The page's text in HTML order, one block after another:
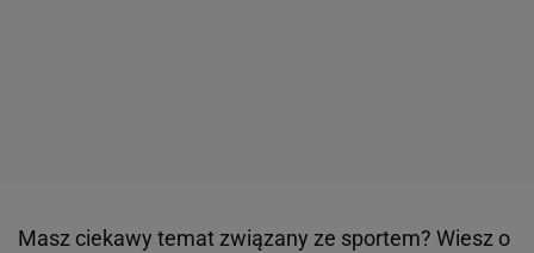
Masz ciekawy temat związany ze sportem? Wiesz o